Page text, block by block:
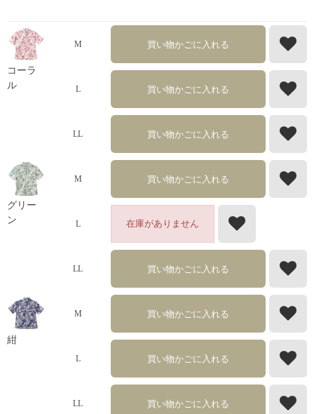
コーラ
ル
M 買い物かごに入れる
L 買い物かごに入れる
LL 買い物かごに入れる
グリー
ン
M 買い物かごに入れる
L 在庫がありません
LL 買い物かごに入れる
紺
M 買い物かごに入れる
L 買い物かごに入れる
LL 買い物かごに入れる